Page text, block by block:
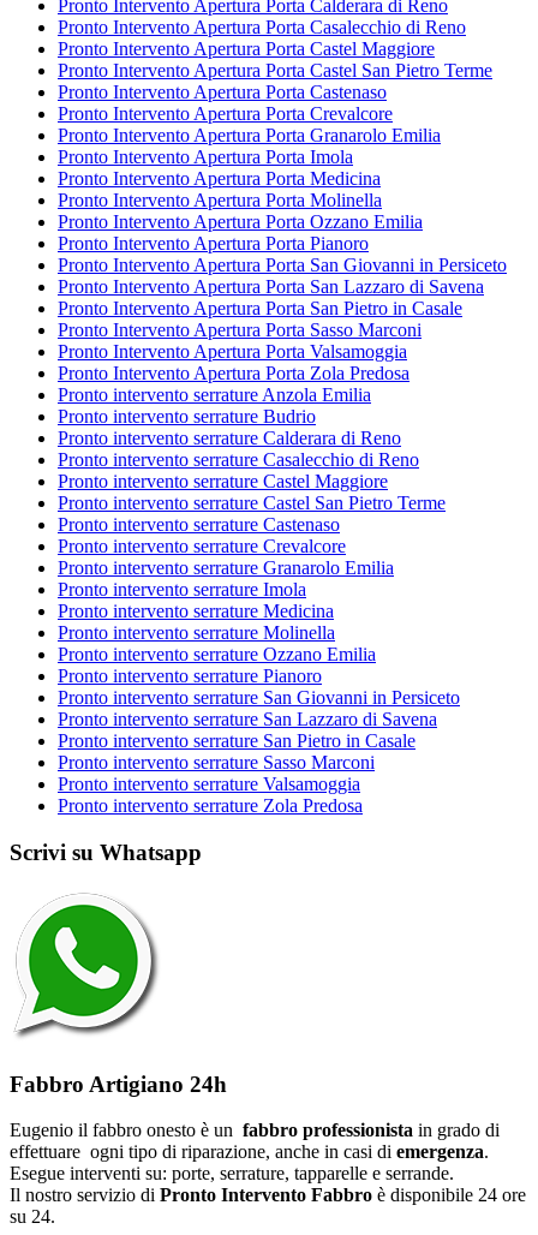
Pronto Intervento Apertura Porta Calderara di Reno
Pronto Intervento Apertura Porta Casalecchio di Reno
Pronto Intervento Apertura Porta Castel Maggiore
Pronto Intervento Apertura Porta Castel San Pietro Terme
Pronto Intervento Apertura Porta Castenaso
Pronto Intervento Apertura Porta Crevalcore
Pronto Intervento Apertura Porta Granarolo Emilia
Pronto Intervento Apertura Porta Imola
Pronto Intervento Apertura Porta Medicina
Pronto Intervento Apertura Porta Molinella
Pronto Intervento Apertura Porta Ozzano Emilia
Pronto Intervento Apertura Porta Pianoro
Pronto Intervento Apertura Porta San Giovanni in Persiceto
Pronto Intervento Apertura Porta San Lazzaro di Savena
Pronto Intervento Apertura Porta San Pietro in Casale
Pronto Intervento Apertura Porta Sasso Marconi
Pronto Intervento Apertura Porta Valsamoggia
Pronto Intervento Apertura Porta Zola Predosa
Pronto intervento serrature Anzola Emilia
Pronto intervento serrature Budrio
Pronto intervento serrature Calderara di Reno
Pronto intervento serrature Casalecchio di Reno
Pronto intervento serrature Castel Maggiore
Pronto intervento serrature Castel San Pietro Terme
Pronto intervento serrature Castenaso
Pronto intervento serrature Crevalcore
Pronto intervento serrature Granarolo Emilia
Pronto intervento serrature Imola
Pronto intervento serrature Medicina
Pronto intervento serrature Molinella
Pronto intervento serrature Ozzano Emilia
Pronto intervento serrature Pianoro
Pronto intervento serrature San Giovanni in Persiceto
Pronto intervento serrature San Lazzaro di Savena
Pronto intervento serrature San Pietro in Casale
Pronto intervento serrature Sasso Marconi
Pronto intervento serrature Valsamoggia
Pronto intervento serrature Zola Predosa
Scrivi su Whatsapp
Fabbro Artigiano 24h
Eugenio il fabbro onesto è un fabbro professionista in grado di
effettuare ogni tipo di riparazione, anche in casi di emergenza.
Esegue interventi su: porte, serrature, tapparelle e serrande.
Il nostro servizio di Pronto Intervento Fabbro è disponibile 24 ore
su 24.